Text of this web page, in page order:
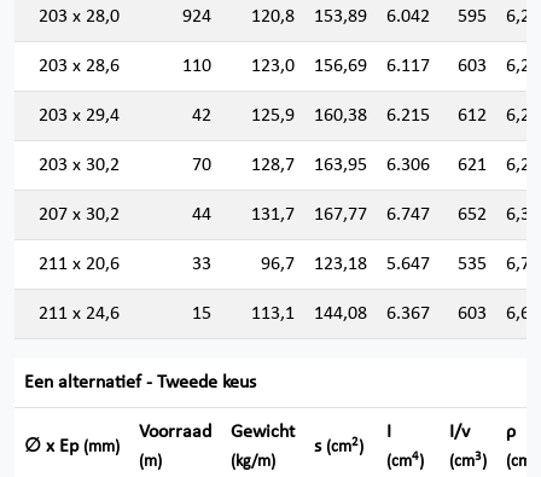
203 x 28,0 924 120,8 153,89 6.042 595
203 x 28,6 110 123,0 156,69 6.117 603
203 x 29,4 42 125,9 160,38 6.215 612
203 x 30,2 70 128,7 163,95 6.306 621
207 x 30,2 44 131,7 167,77 6.747 652
211 x 20,6 33 96,7 123,18 5.647 535
211 x 24,6 15 113,1 144,08 6.367 603
Een alternatief - Tweede keus
∅ x Ep (mm)
Voorraad
(m)
Gewicht
(kg/m)
s (cm2)
I
(cm4)
I/v
(cm3)
ρ
(cm)